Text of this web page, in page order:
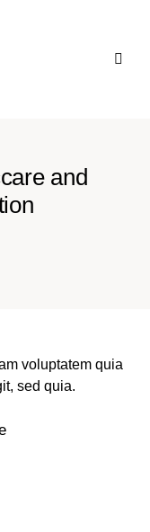
and
voluptatem quia
sed quia.